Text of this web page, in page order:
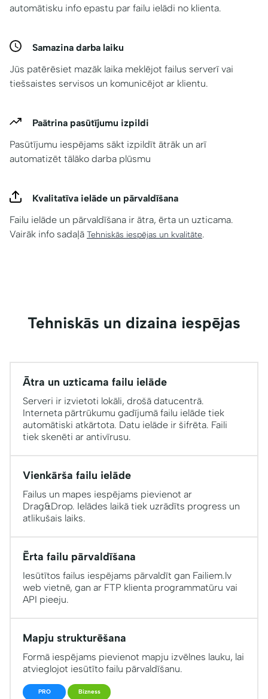
automātisku info epastu par failu ielādi no klienta.
Samazina darba laiku
Jūs patērēsiet mazāk laika meklējot failus serverī vai
tiešsaistes servisos un komunicējot ar klientu.
Paātrina pasūtījumu izpildi
Pasūtījumu iespējams sākt izpildīt ātrāk un arī
automatizēt tālāko darba plūsmu
Kvalitatīva ielāde un pārvaldīšana
Failu ielāde un pārvaldīšana ir ātra, ērta un uzticama.
Vairāk info sadaļā Tehniskās iespējas un kvalitāte.
Tehniskās un dizaina iespējas
Ātra un uzticama failu ielāde
Serveri ir izvietoti lokāli, drošā datucentrā.
Interneta pārtrūkumu gadījumā failu ielāde tiek
automātiski atkārtota. Datu ielāde ir šifrēta. Faili
tiek skenēti ar antivīrusu.
Vienkārša failu ielāde
Failus un mapes iespējams pievienot ar
Drag&Drop. Ielādes laikā tiek uzrādīts progress un
atlikušais laiks.
Ērta failu pārvaldīšana
Iesūtītos failus iespējams pārvaldīt gan Failiem.lv
web vietnē, gan ar FTP klienta programmatūru vai
API pieeju.
Mapju strukturēšana
Formā iespējams pievienot mapju izvēlnes lauku, lai
atvieglojot iesūtīto failu pārvaldīšanu.
PRO Bizness